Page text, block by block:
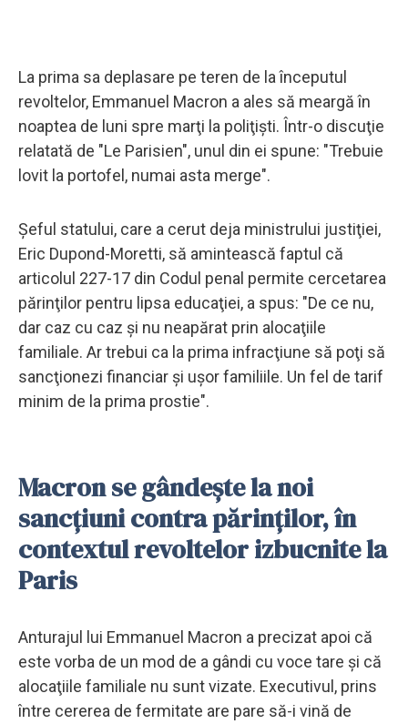
La prima sa deplasare pe teren de la începutul
revoltelor, Emmanuel Macron a ales să meargă în
noaptea de luni spre marţi la poliţişti. Într-o discuţie
relatată de "Le Parisien", unul din ei spune: "Trebuie
lovit la portofel, numai asta merge".
Şeful statului, care a cerut deja ministrului justiţiei,
Eric Dupond-Moretti, să amintească faptul că
articolul 227-17 din Codul penal permite cercetarea
părinţilor pentru lipsa educaţiei, a spus: "De ce nu,
dar caz cu caz şi nu neapărat prin alocaţiile
familiale. Ar trebui ca la prima infracţiune să poţi să
sancţionezi financiar şi uşor familiile. Un fel de tarif
minim de la prima prostie".
Macron se gândeşte la noi
sancţiuni contra părinţilor, în
contextul revoltelor izbucnite la
Paris
Anturajul lui Emmanuel Macron a precizat apoi că
este vorba de un mod de a gândi cu voce tare şi că
alocaţiile familiale nu sunt vizate. Executivul, prins
între cererea de fermitate are pare să-i vină de